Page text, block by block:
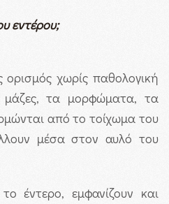
εντέρου;
ορισμός χωρίς παθολογική
μάζες, τα μορφώματα, τα
από το τοίχωμα του
μέσα στον αυλό του
έντερο, εμφανίζουν και